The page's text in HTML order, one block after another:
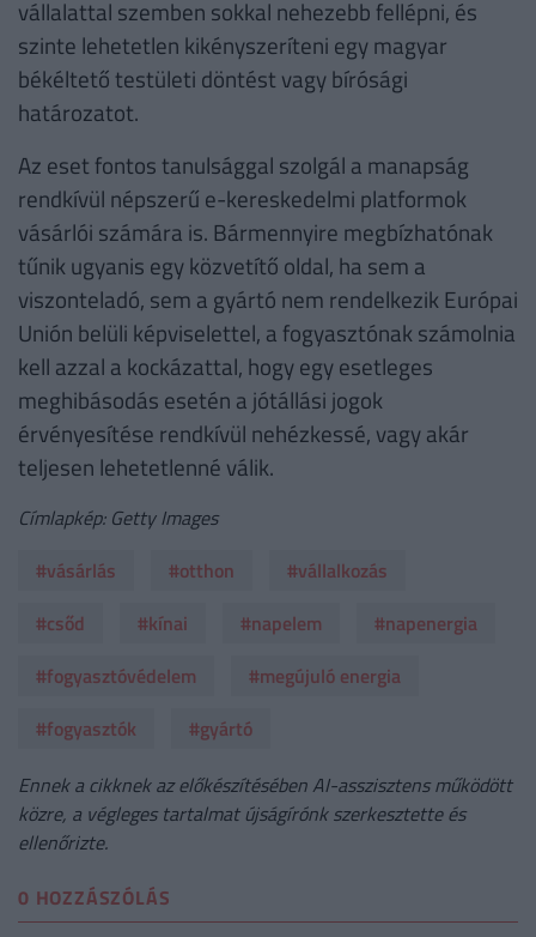
vállalattal szemben sokkal nehezebb fellépni, és
szinte lehetetlen kikényszeríteni egy magyar
békéltető testületi döntést vagy bírósági
határozatot.
Az eset fontos tanulsággal szolgál a manapság
rendkívül népszerű e-kereskedelmi platformok
vásárlói számára is. Bármennyire megbízhatónak
tűnik ugyanis egy közvetítő oldal, ha sem a
viszonteladó, sem a gyártó nem rendelkezik Európai
Unión belüli képviselettel, a fogyasztónak számolnia
kell azzal a kockázattal, hogy egy esetleges
meghibásodás esetén a jótállási jogok
érvényesítése rendkívül nehézkessé, vagy akár
teljesen lehetetlenné válik.
Címlapkép: Getty Images
#vásárlás
#otthon
#vállalkozás
#csőd
#kínai #napelem
#napenergia
#fogyasztóvédelem
#megújuló energia
#fogyasztók
#gyártó
Ennek a cikknek az előkészítésében AI-asszisztens működött
közre, a végleges tartalmat újságírónk szerkesztette és
ellenőrizte.
0 HOZZÁSZÓLÁS